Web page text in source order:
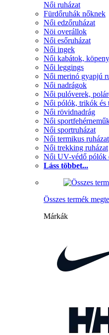
Női ruházat
Fürdőruhák nőknek
Női edzőruházat
Nöi overállok
Női esőruházat
Női ingek
Női kabátok,
Női leggings
Női merinó gyapjú
Női nadrágok
Női pulóverek,
Női pólók, trikók és
Női rövidnadrág
Női
Női sportruházat
Női termikus ruházat
Női trekking ruházat
Női UV-védő pólók
Láss többet...
Összes termék
Márkák